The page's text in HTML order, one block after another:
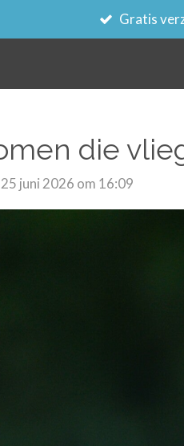
Gratis
die
juni 2026 om 16:09